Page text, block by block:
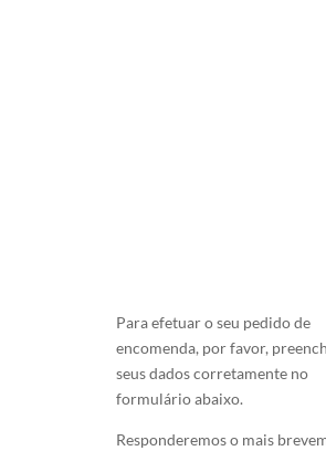
Para efetuar o seu pedido de
encomenda, por favor,
seus dados corretamente no
formulário abaixo.
Responderemos o mais